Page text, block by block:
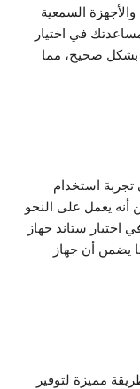
السمعية
في اختيار
بشكل صحيح، مما
تجربة استخدام
أنه يعمل على النحو
اختيار ستاند جهاز
يضمن أن جهاز
مميزة لتوفير